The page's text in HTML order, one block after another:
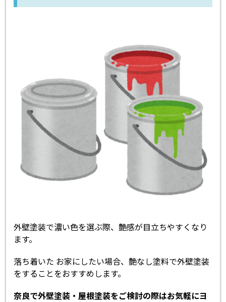
外壁塗装で濃い色を選ぶ際、艶感が目立ちやすくなり
ます。
落ち着いた お家にしたい場合、艶なし塗料で外壁塗装
をすることをおすすめします。
奈良で外壁塗装・屋根塗装をご検討の際はお気軽にヨ